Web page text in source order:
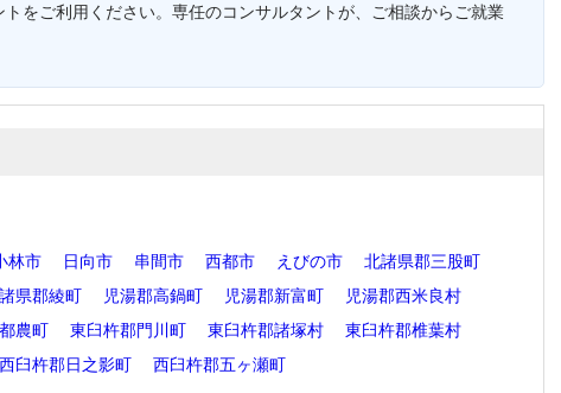
をご利用ください。専任のコンサルタントが、ご相談からご就業
林市 日向市 串間市 西都市 えびの市
北諸県郡三股町
県郡綾町
児湯郡高鍋町 児湯郡新富町
児湯郡西米良村
農町
東臼杵郡門川町 東臼杵郡諸塚村
東臼杵郡椎葉村
西臼杵郡日之影町
西臼杵郡五ヶ瀬町